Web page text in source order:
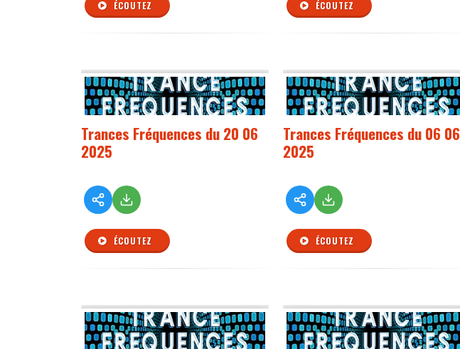
ÉCOUTEZ ÉCOUTEZ
Trances Fréquences du 20 06
2025
ÉCOUTEZ
Trances Fréquences du 06 06
2025
ÉCOUTEZ